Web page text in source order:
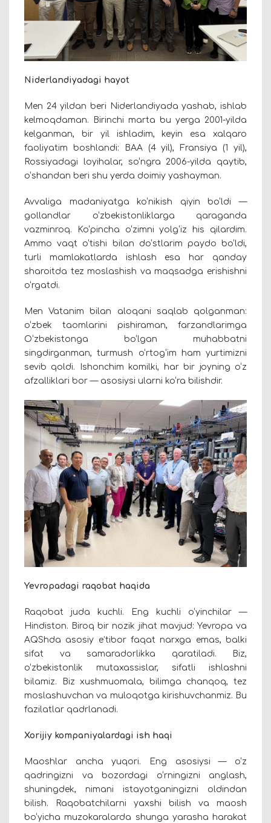
Niderlandiyadagi hayot
Men 24 yildan beri Niderlandiyada yashab, ishlab
kelmoqdaman. Birinchi marta bu yerga 2001-yilda
kelganman, bir yil ishladim, keyin esa xalqaro
faoliyatim boshlandi: BAA (4 yil), Fransiya (1 yil),
Rossiyadagi loyihalar, so‘ngra 2006-yilda qaytib,
o‘shandan beri shu yerda doimiy yashayman.
Avvaliga madaniyatga ko‘nikish qiyin bo‘ldi —
gollandlar o‘zbekistonliklarga qaraganda
vazminroq. Ko‘pincha o‘zimni yolg‘iz his qilardim.
Ammo vaqt o‘tishi bilan do‘stlarim paydo bo‘ldi,
turli mamlakatlarda ishlash esa har qanday
sharoitda tez moslashish va maqsadga erishishni
o‘rgatdi.
Men Vatanim bilan aloqani saqlab qolganman:
o‘zbek taomlarini pishiraman, farzandlarimga
O‘zbekistonga bo‘lgan muhabbatni
singdirganman, turmush o‘rtog‘im ham yurtimizni
sevib qoldi. Ishonchim komilki, har bir joyning o‘z
afzalliklari bor — asosiysi ularni ko‘ra bilishdir.
Yevropadagi raqobat haqida
Raqobat juda kuchli. Eng kuchli o‘yinchilar —
Hindiston. Biroq bir nozik jihat mavjud: Yevropa va
AQShda asosiy e’tibor faqat narxga emas, balki
sifat va samaradorlikka qaratiladi. Biz,
o‘zbekistonlik mutaxassislar, sifatli ishlashni
bilamiz. Biz xushmuomala, bilimga chanqoq, tez
moslashuvchan va muloqotga kirishuvchanmiz. Bu
fazilatlar qadrlanadi.
Xorijiy kompaniyalardagi ish haqi
Maoshlar ancha yuqori. Eng asosiysi — o‘z
qadringizni va bozordagi o‘rningizni anglash,
shuningdek, nimani istayotganingizni oldindan
bilish. Raqobatchilarni yaxshi bilish va maosh
bo‘yicha muzokaralarda shunga yarasha harakat